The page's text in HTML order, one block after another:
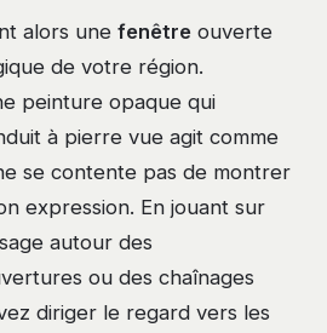
alors une fenêtre ouverte
de votre région.
peinture opaque qui
à pierre vue agit comme
se contente pas de montrer
expression. En jouant sur
autour des
ou des chaînages
diriger le regard vers les